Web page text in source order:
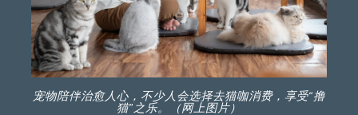
宠物陪伴治愈人心，不少人会选择去猫咖消费，享受“撸
猫”之乐。（网上图片）